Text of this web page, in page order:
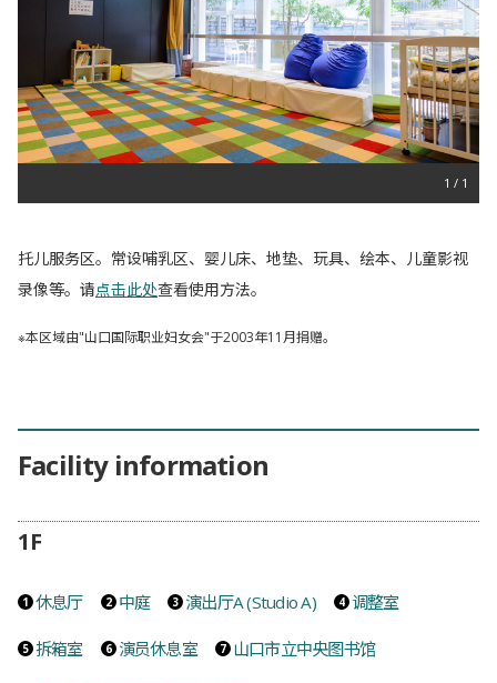
1
概要
托儿服务区。常设哺乳区、婴儿床、地垫、玩具、绘本、儿童影视
录像等。请点击此处查看使用方法。
※本区域由"山口国际职业妇女会"于2003年11月捐赠。
Facility information
1F
休息厅 中庭 演出厅A (Studio A) 调整室
拆箱室 演员休息室 山口市立中央图书馆